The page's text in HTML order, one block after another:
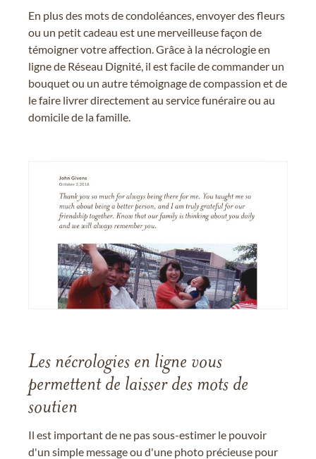
En plus des mots de condoléances, envoyer des fleurs
ou un petit cadeau est une merveilleuse façon de
témoigner votre affection. Grâce à la nécrologie en
ligne de Réseau Dignité, il est facile de commander un
bouquet ou un autre témoignage de compassion et de
le faire livrer directement au service funéraire ou au
domicile de la famille.
Les nécrologies en ligne vous
permettent de laisser des mots de
soutien
Il est important de ne pas sous-estimer le pouvoir
d'un simple message ou d'une photo précieuse pour